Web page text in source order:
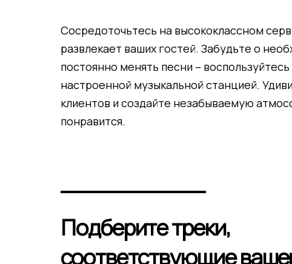
Сосредоточьтесь на высококлассном
развлекает ваших гостей. Забудьте о
постоянно менять песни –
настроенной музыкальной станцией.
клиентов и создайте незабываемую
понравится.
Подберите треки,
соответствующие